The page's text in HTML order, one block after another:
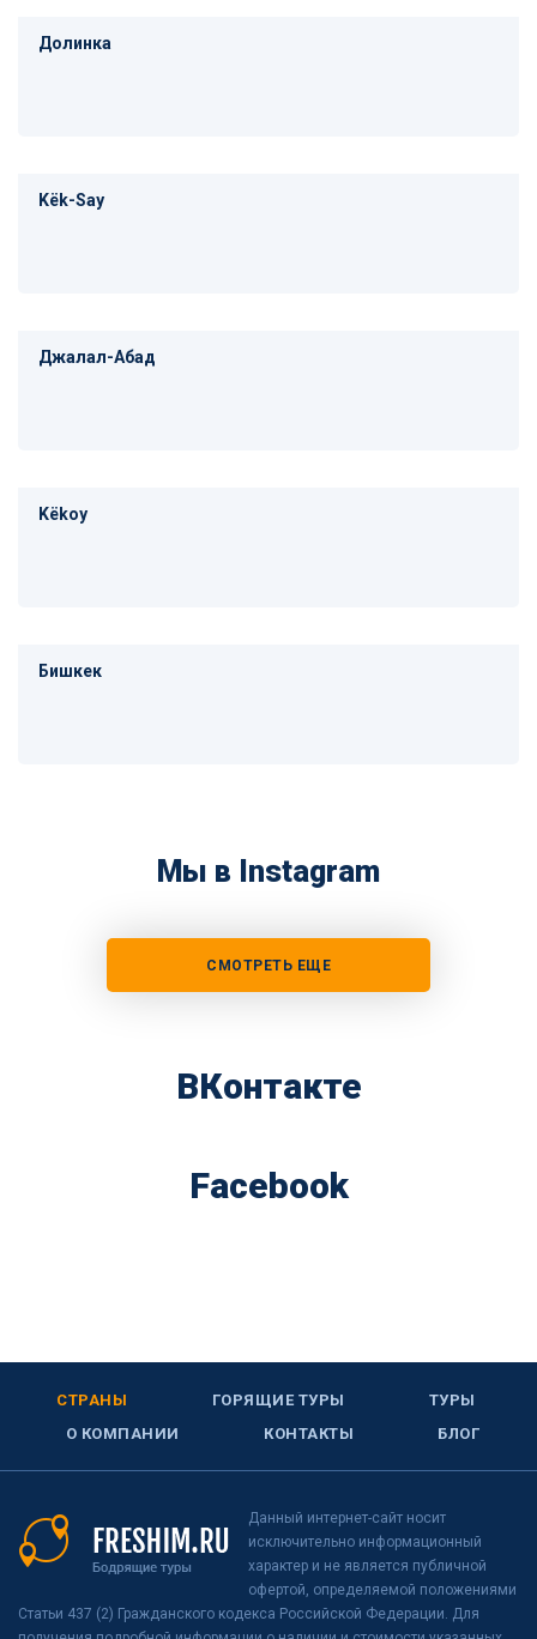
Долинка
Këk-Say
Джалал-Абад
Këkoy
Бишкек
Мы в Instagram
СМОТРЕТЬ ЕЩЕ
ВКонтакте
Facebook
СТРАНЫ ГОРЯЩИЕ ТУРЫ
ТУРЫ
О КОМПАНИИ
КОНТАКТЫ БЛОГ
Данный интернет-сайт носит
исключительно информационный
характер и не является публичной
офертой, определяемой положениями
Статьи 437 (2) Гражданского кодекса Российской Федерации. Для